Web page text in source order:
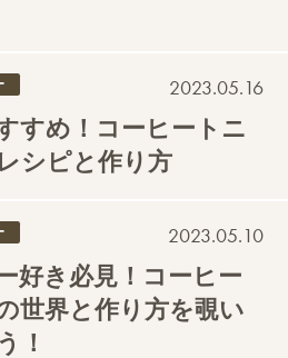
2023.05.16
すめ！コーヒートニ
シピと作り方
2023.05.10
好き必見！コーヒー
世界と作り方を覗い
！